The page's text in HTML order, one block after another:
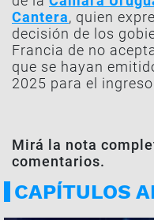
Cantera, quien
decisión de los
Francia de no
que se hayan
2025 para el
Mirá la nota
comentarios.
CAPÍTULOS